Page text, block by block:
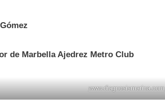
de Marbella Ajedrez Metro Club
www.diagnosismarina.com